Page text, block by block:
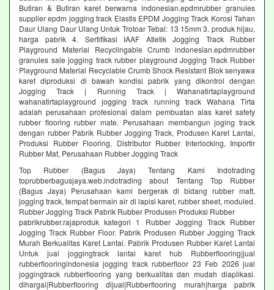
Butiran & Butiran karet berwarna indonesian.epdmrubber granules
supplier epdm jogging track Elastis EPDM Jogging Track Korosi Tahan
Daur Ulang Daur Ulang Untuk Trotoar Tebal: 13 15mm 3. produk hijau,
harga pabrik 4. Sertifikasi IAAF Atletik Jogging Track Rubber
Playground Material Recyclingable Crumb indonesian.epdmrubber
granules sale jogging track rubber playground Jogging Track Rubber
Playground Material Recyclable Crumb Shock Resistant Blok senyawa
karet diproduksi di bawah kondisi pabrik yang dikontrol dengan
Jogging Track | Running Track | Wahanatirtaplayground
wahanatirtaplayground jogging track running track Wahana Tirta
adalah perusahaan profesional dalam pembuatan alas karet safety
rubber flooring rubber mate. Perusahaan membangun joging track
dengan rubber Pabrik Rubber Jogging Track, Produsen Karet Lantai,
Produksi Rubber Flooring, Distributor Rubber Interlocking, Importir
Rubber Mat, Perusahaan Rubber Jogging Track
Top Rubber (Bagus Jaya) Tentang Kami Indotrading
toprubberbagusjaya.web.indotrading about Tentang Top Rubber
(Bagus Jaya) Perusahaan kami bergerak di bidang rubber matt,
jogging track, tempat bermain air di lapisi karet, rubber sheet, moduled.
Rubber Jogging Track Pabrik Rubber Produsen Produksi Rubber
pabrikrubber.rajaproduk kategori 1 Rubber Jogging Track Rubber
Jogging Track Rubber Floor. Pabrik Produsen Rubber Jogging Track
Murah Berkualitas Karet Lantai. Pabrik Produsen Rubber Karet Lantai
Untuk jual joggingtrack lantai karet hub Rubberflooring|jual
rubberflooringindonesia jogging track rubberfloor 23 Feb 2026 jual
joggingtrack rubberflooring yang berkualitas dan mudah diaplikasi.
dihargai|Rubberflooring dijual|Rubberflooring murah|harga pabrik